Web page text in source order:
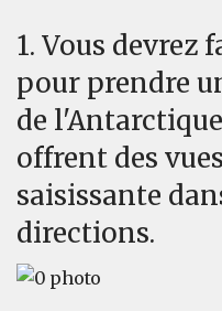
1. Vous devrez
pour prendre
de
offrent des
saisissante
directions.